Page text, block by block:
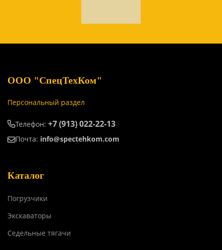
ООО "СпецТехКом"
Персональный раздел
Телефон: +7 (913) 022-22-13
Почта: info@spectehkom.com
Каталог
Погрузчики
Экскаваторы
Седельные тягачи